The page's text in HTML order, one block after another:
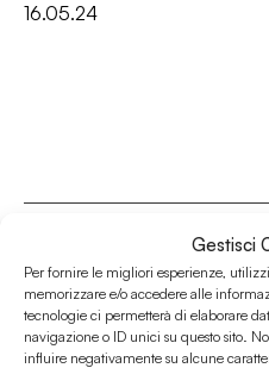
Gestisci
Per fornire le migliori esperienze,
memorizzare e/o accedere alle
tecnologie ci permetterà di elaborare
navigazione o ID unici su questo sito.
influire negativamente su alcune
16.05.24
Associazione Culturale
Via degli Orti 63, Bologna